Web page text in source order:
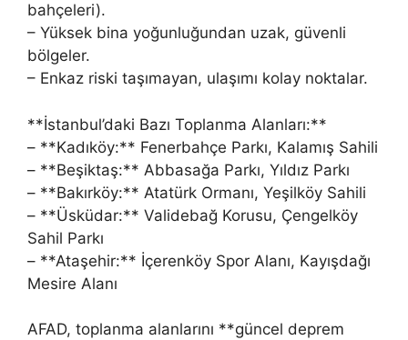
bahçeleri).
– Yüksek bina yoğunluğundan uzak, güvenli
bölgeler.
– Enkaz riski taşımayan, ulaşımı kolay noktalar.
**İstanbul’daki Bazı Toplanma Alanları:**
– **Kadıköy:** Fenerbahçe Parkı, Kalamış Sahili
– **Beşiktaş:** Abbasağa Parkı, Yıldız Parkı
– **Bakırköy:** Atatürk Ormanı, Yeşilköy Sahili
– **Üsküdar:** Validebağ Korusu, Çengelköy
Sahil Parkı
– **Ataşehir:** İçerenköy Spor Alanı, Kayışdağı
Mesire Alanı
AFAD, toplanma alanlarını **güncel deprem